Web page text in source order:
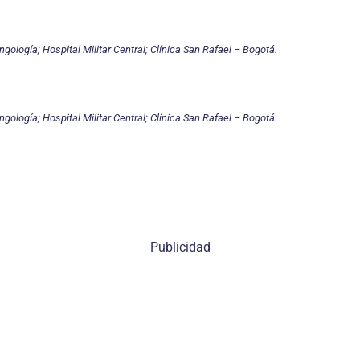
Hospital Militar Central; Clínica San Rafael – Bogotá.
Hospital Militar Central; Clínica San Rafael – Bogotá.
Publicidad